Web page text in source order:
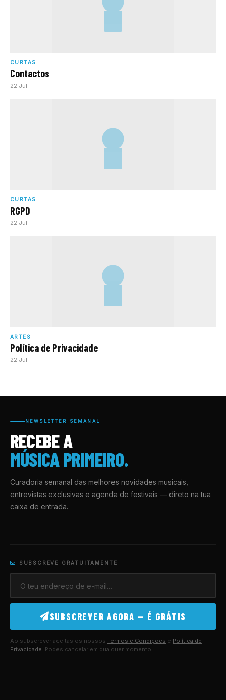
CURTAS
Contactos
22 Jul
CURTAS
RGPD
22 Jul
ARTES
Política de Privacidade
22 Jul
NEWSLETTER SEMANAL
RECEBE A
MÚSICA PRIMEIRO.
Curadoria semanal das melhores novidades musicais,
entrevistas exclusivas e agenda de festivais — direto na tua
caixa de entrada.
SUBSCREVE GRATUITAMENTE
SUBSCREVER AGORA — É GRÁTIS
Ao subscrever aceitas os nossos Termos e Condições e Política de
Privacidade. Podes cancelar em qualquer momento.